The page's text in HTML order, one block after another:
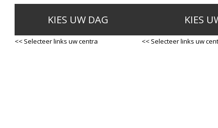
KIES UW DAG
<< Selecteer links uw centra
KIES
<< Selecteer links uw